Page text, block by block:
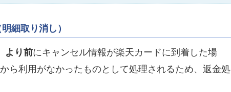
細取り消し）
より前にキャンセル情報が楽天カードに到着した場
ら利用がなかったものとして処理されるため、返金処